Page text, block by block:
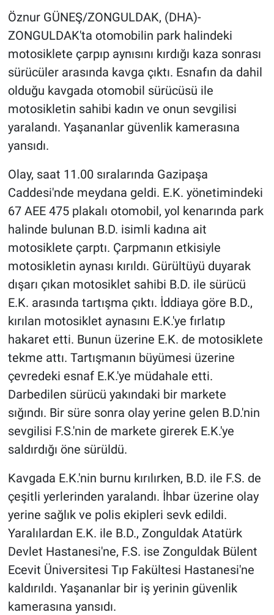
Öznur GÜNEŞ/ZONGULDAK, (DHA)-
ZONGULDAK'ta otomobilin park halindeki
motosiklete çarpıp aynısını kırdığı kaza sonrası
sürücüler arasında kavga çıktı. Esnafın da dahil
olduğu kavgada otomobil sürücüsü ile
motosikletin sahibi kadın ve onun sevgilisi
yaralandı. Yaşananlar güvenlik kamerasına
yansıdı.
Olay, saat 11.00 sıralarında Gazipaşa
Caddesi'nde meydana geldi. E.K. yönetimindeki
67 AEE 475 plakalı otomobil, yol kenarında park
halinde bulunan B.D. isimli kadına ait
motosiklete çarptı. Çarpmanın etkisiyle
motosikletin aynası kırıldı. Gürültüyü duyarak
dışarı çıkan motosiklet sahibi B.D. ile sürücü
E.K. arasında tartışma çıktı. İddiaya göre B.D.,
kırılan motosiklet aynasını E.K.'ye fırlatıp
hakaret etti. Bunun üzerine E.K. de motosiklete
tekme attı. Tartışmanın büyümesi üzerine
çevredeki esnaf E.K.'ye müdahale etti.
Darbedilen sürücü yakındaki bir markete
sığındı. Bir süre sonra olay yerine gelen B.D.'nin
sevgilisi F.S.'nin de markete girerek E.K.'ye
saldırdığı öne sürüldü.
Kavgada E.K.'nin burnu kırılırken, B.D. ile F.S. de
çeşitli yerlerinden yaralandı. İhbar üzerine olay
yerine sağlık ve polis ekipleri sevk edildi.
Yaralılardan E.K. ile B.D., Zonguldak Atatürk
Devlet Hastanesi'ne, F.S. ise Zonguldak Bülent
Ecevit Üniversitesi Tıp Fakültesi Hastanesi'ne
kaldırıldı. Yaşananlar bir iş yerinin güvenlik
kamerasına yansıdı.